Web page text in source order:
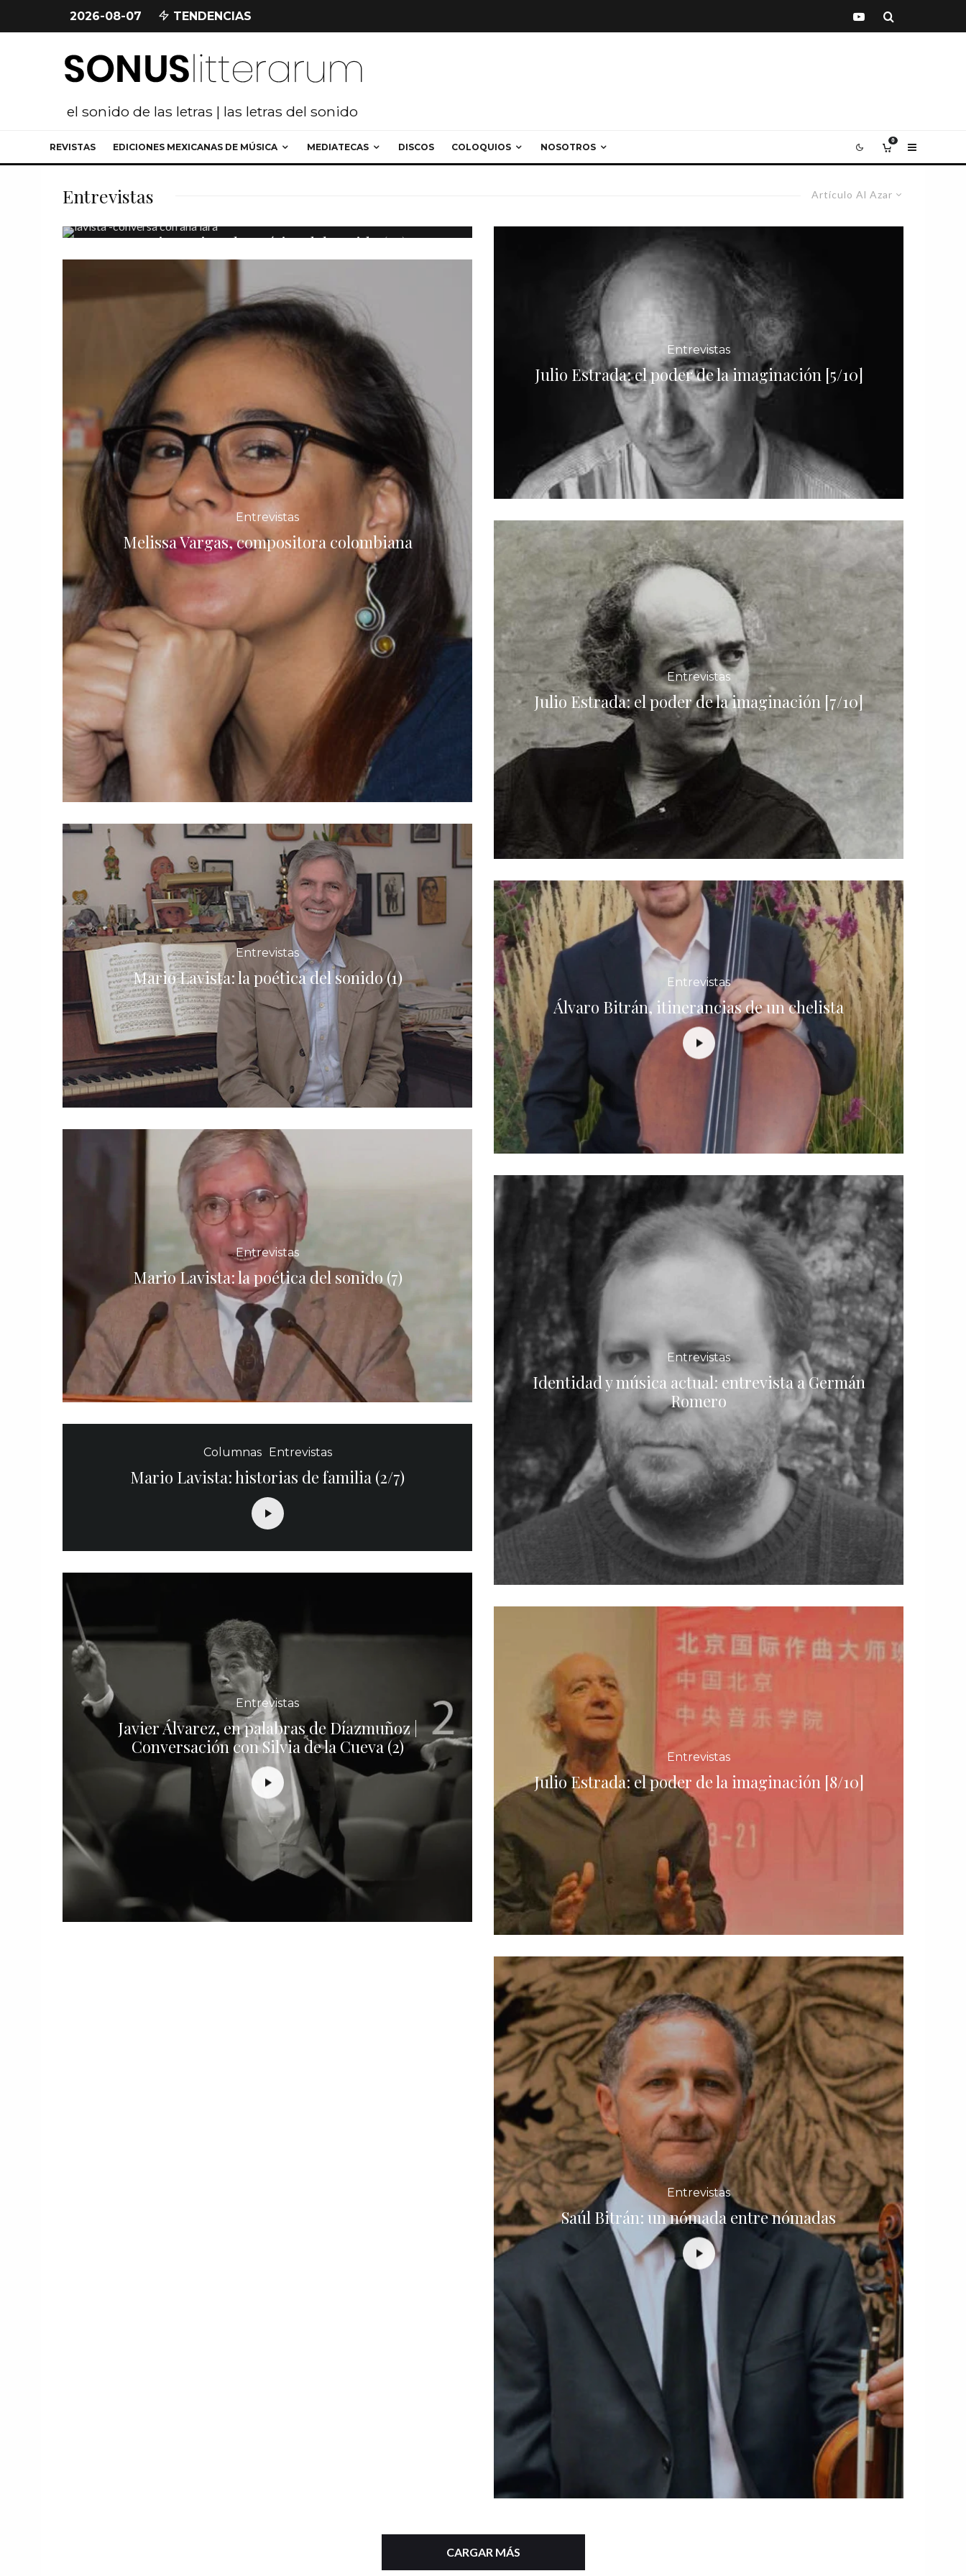
2026-08-07 TENDENCIAS
el sonido de las letras | las letras del sonido
REVISTAS EDICIONES MEXICANAS DE MÚSICA MEDIATECAS DISCOS COLOQUIOS NOSOTROS
0
Artículo Al Azar
Entrevistas
Mario Lavista: la poética del sonido (10)
Entrevistas
Melissa Vargas, compositora colombiana
Entrevistas
Mario Lavista: la poética del sonido (1)
Entrevistas
Mario Lavista: la poética del sonido (7)
Columnas Entrevistas
Mario Lavista: historias de familia (2/7)
Entrevistas
Javier Álvarez, en palabras de Díazmuñoz |
Conversación con Silvia de la Cueva (2)
Entrevistas
Julio Estrada: el poder de la imaginación [5/10]
Entrevistas
Julio Estrada: el poder de la imaginación [7/10]
Entrevistas
Álvaro Bitrán, itinerancias de un chelista
Entrevistas
Identidad y música actual: entrevista a Germán
Romero
Entrevistas
Julio Estrada: el poder de la imaginación [8/10]
Entrevistas
Saúl Bitrán: un nómada entre nómadas
CARGAR MÁS